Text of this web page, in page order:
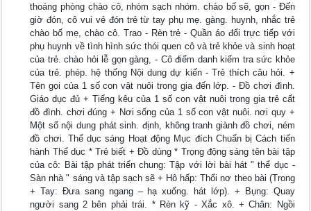
thoáng phòng chào cô, nhóm sạch nhóm. chào bố sẽ, gọn - Đến
giờ đón, cô vui vẻ đón trẻ từ tay phụ mẹ. gàng. huynh, nhắc trẻ
chào bố mẹ, chào cô. Trao - Rèn trẻ - Quần áo đổi trực tiếp với
phụ huynh về tình hình sức thói quen cô và trẻ khỏe và sinh hoạt
của trẻ. chào hỏi lễ gọn gàng, - Cô điểm danh kiểm tra sức khỏe
của trẻ. phép. hệ thống Nội dung dự kiến - Trẻ thích câu hỏi. +
Tên gọi của 1 số con vật nuôi trong gia đến lớp. - Đồ chơi đình.
Giáo dục đủ + Tiếng kêu của 1 số con vật nuôi trong gia trẻ cất
đồ đình. chơi đúng + Nơi sống của 1 số con vật nuôi. nơi quy +
Một số nội dung phát sinh. định, không tranh giành đồ chơi, ném
đồ chơi. Thể dục sáng Hoạt động Mục đích Chuẩn bị Cách tiến
hành Thể dục * Trẻ biết + Đồ dùng * Trọng động sáng tên bài tập
của cô: Bài tập phát triển chung: Tập với lời bài hát " thể dục -
Sàn nhà " sáng và tập sạch sẽ + Hô hấp: Thổi nơ theo bài (Trong
+ Tay: Đưa sang ngang – hạ xuống. hát lớp). + Bụng: Quay
người sang 2 bên phải trái. * Rèn kỹ - Xắc xô. + Chân: Ngồi